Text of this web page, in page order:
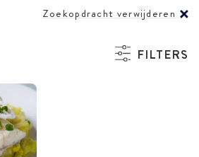
Zoekopdracht verwijderen
FILTERS